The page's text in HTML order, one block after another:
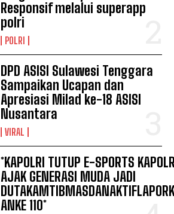
Responsif melalui superapp
polri
POLRI
DPD ASISI Sulawesi Tenggara
Sampaikan Ucapan dan
Apresiasi Milad ke-18 ASISI
Nusantara
VIRAL
*KAPOLRI TUTUP E-SPORTS
AJAK GENERASI MUDA JADI
ANKE 110*